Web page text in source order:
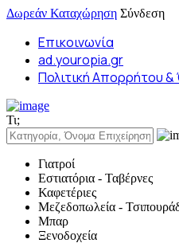
Δωρεάν Καταχώρηση Σύνδεση
Επικοινωνία
ad.youropia.gr
Πολιτική Απορρήτου
Τι;
Γιατροί
Εστιατόρια - Ταβέρνες
Καφετέριες
Μεζεδοπωλεία -
Μπαρ
Ξενοδοχεία